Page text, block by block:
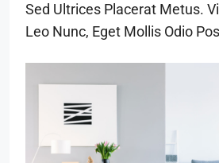
Sed Ultrices Placerat Metus.
Leo Nunc, Eget Mollis Odio